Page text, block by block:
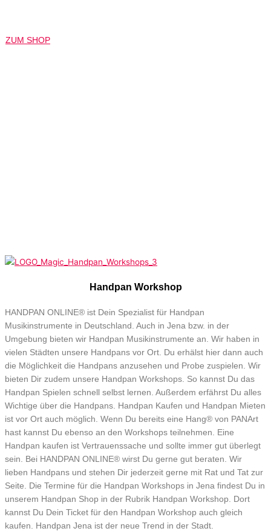
ZUM SHOP
Handpan Workshop
HANDPAN ONLINE® ist Dein Spezialist für Handpan
Musikinstrumente in Deutschland. Auch in Jena bzw. in der
Umgebung bieten wir Handpan Musikinstrumente an. Wir haben in
vielen Städten unsere Handpans vor Ort. Du erhälst hier dann auch
die Möglichkeit die Handpans anzusehen und Probe zuspielen. Wir
bieten Dir zudem unsere Handpan Workshops. So kannst Du das
Handpan Spielen schnell selbst lernen. Außerdem erfährst Du alles
Wichtige über die Handpans. Handpan Kaufen und Handpan Mieten
ist vor Ort auch möglich. Wenn Du bereits eine Hang® von PANArt
hast kannst Du ebenso an den Workshops teilnehmen. Eine
Handpan kaufen ist Vertrauenssache und sollte immer gut überlegt
sein. Bei HANDPAN ONLINE® wirst Du gerne gut beraten. Wir
lieben Handpans und stehen Dir jederzeit gerne mit Rat und Tat zur
Seite. Die Termine für die Handpan Workshops in Jena findest Du in
unserem Handpan Shop in der Rubrik Handpan Workshop. Dort
kannst Du Dein Ticket für den Handpan Workshop auch gleich
kaufen. Handpan Jena ist der neue Trend in der Stadt.